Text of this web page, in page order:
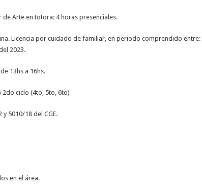
Arte en totora: 4 horas presenciales.
Licencia por cuidado de familiar, en periodo comprendido entre:
2023.
13hs a 16hs.
2do ciclo (4to, 5to, 6to)
5010/18 del CGE.
en el área.